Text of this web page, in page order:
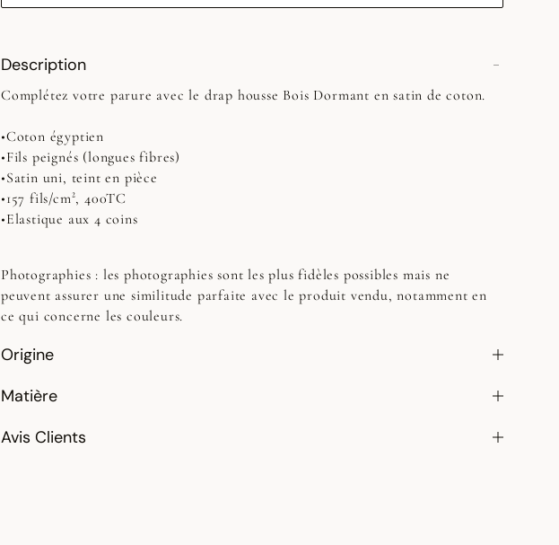
Description
Complétez votre parure avec le drap housse Bois Dormant en satin de coton.
•Coton égyptien
•Fils peignés (longues fibres)
•Satin uni, teint en pièce
•157 fils/cm², 400TC
•Elastique aux 4 coins
Photographies : les photographies sont les plus fidèles possibles mais ne
peuvent assurer une similitude parfaite avec le produit vendu, notamment en
ce qui concerne les couleurs.
Origine
Matière
Avis Clients